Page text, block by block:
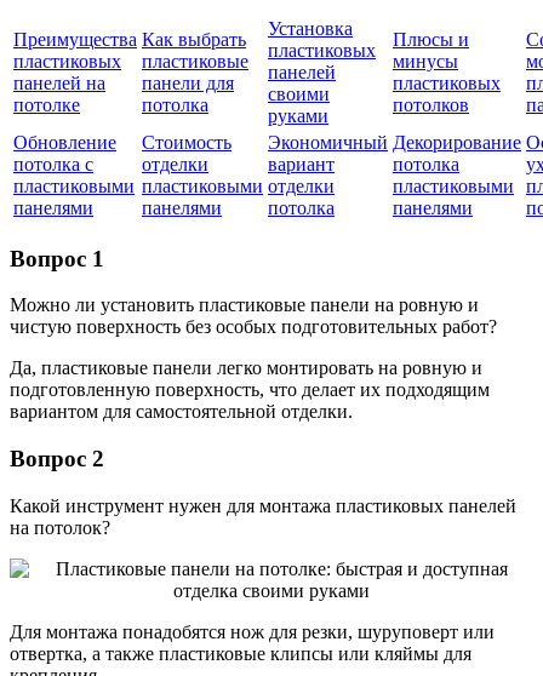
Преимущества
пластиковых
панелей на
потолке
Как выбрать
пластиковые
панели для
потолка
Установка
пластиковых
панелей
своими
руками
Плюсы и
минусы
пластиковых
потолков
Обновление
потолка с
пластиковыми
панелями
Стоимость
отделки
пластиковыми
панелями
Экономичный
вариант
отделки
потолка
Декорирование
потолка
пластиковыми
панелями
Вопрос 1
Можно ли установить пластиковые панели на ровную и
чистую поверхность без особых подготовительных работ?
Да, пластиковые панели легко монтировать на ровную и
подготовленную поверхность, что делает их подходящим
вариантом для самостоятельной отделки.
Вопрос 2
Какой инструмент нужен для монтажа пластиковых панелей
на потолок?
Для монтажа понадобятся нож для резки, шуруповерт или
отвертка, а также пластиковые клипсы или кляймы для